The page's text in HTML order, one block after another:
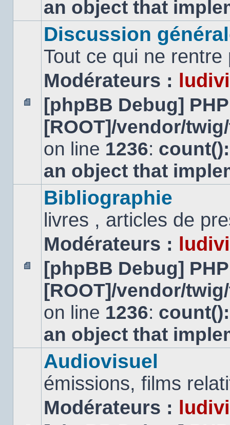
an object that
Aucun
message
non
Discussion
Tout ce qui ne
Modérateurs :
[phpBB Debug]
[ROOT]/vendor/
on line 1236:
an object that
Aucun
message
non
Bibliographie
livres , articles de
Modérateurs :
[phpBB Debug]
[ROOT]/vendor/
on line 1236:
an object that
Audiovisuel
émissions, films
Modérateurs :